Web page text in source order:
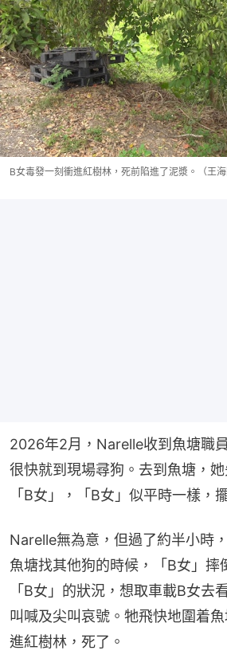
B女毒發一刻衝進紅樹林，死前陷進了泥漿。（王海
2026年2月，Narelle收到魚塘職
很快就到現場尋狗。去到魚塘，
「B女」，「B女」似平時一樣，
Narelle無為意，但過了約半小時
魚塘找其他狗的時候，「B女」摔
「B女」的狀況，想取車載B女去
叫喊及尖叫哀號。牠飛快地圍着
進紅樹林，死了。